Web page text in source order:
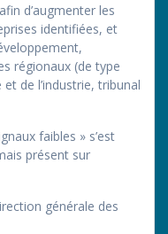
d’augmenter les
identifiées, et
régionaux (de type
de l’industrie, tribunal
faibles » s’est
présent sur
générale des